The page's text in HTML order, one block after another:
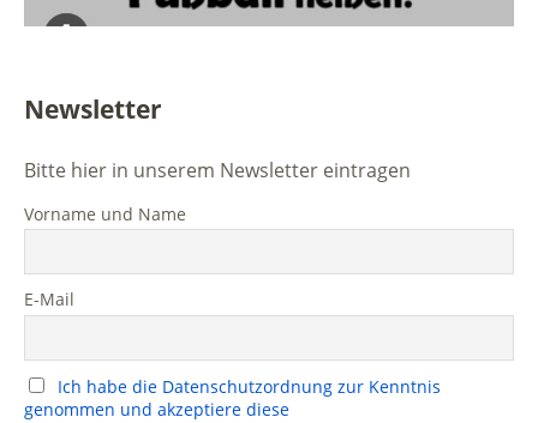
Newsletter
Bitte hier in unserem Newsletter eintragen
Vorname und Name
E-Mail
Ich habe die Datenschutzordnung zur Kenntnis
genommen und akzeptiere diese